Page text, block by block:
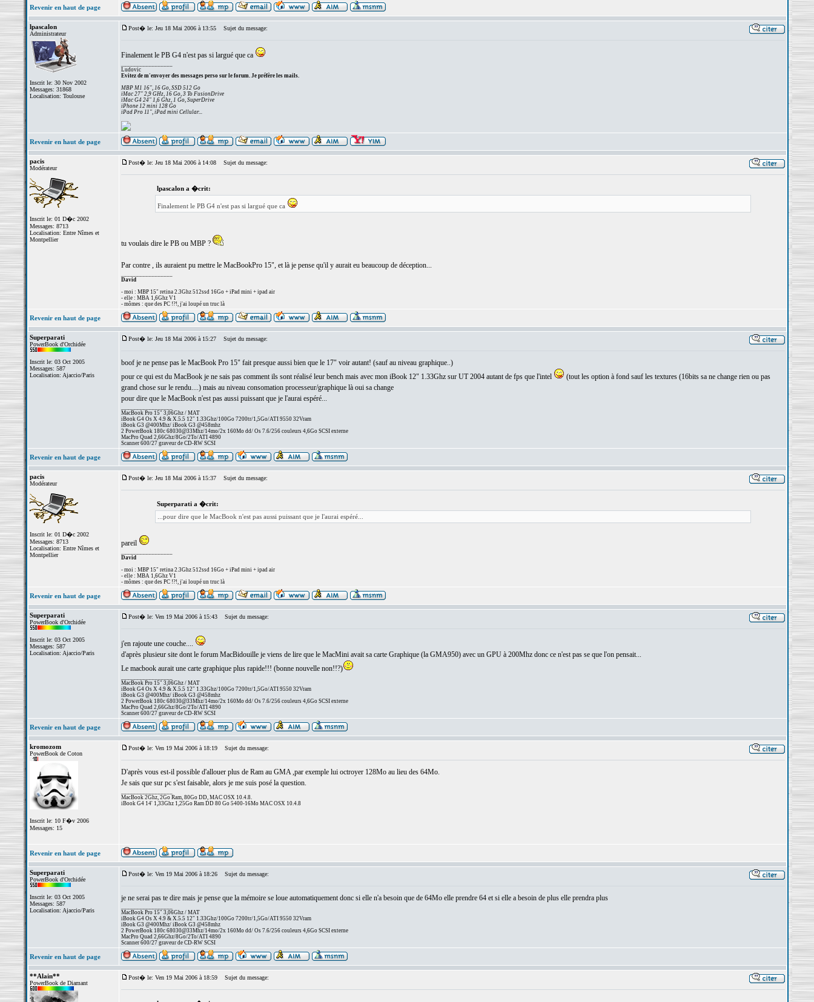
Revenir en haut de page
lpascalon
Administrateur
Inscrit le: 30 Nov 2002
Messages: 31868
Localisation: Toulouse
Post� le: Jeu 18 Mai 2006 à 13:55 Sujet du message:
Finalement le PB G4 n'est pas si largué que ca
Ludovic
Evitez de m'envoyer des messages perso sur le forum. Je préfère les mails.
MBP M1 16", 16 Go, SSD 512 Go
iMac 27" 2,9 GHz, 16 Go, 3 To FusionDrive
iMac G4 24" 1,6 Ghz, 1 Go, SuperDrive
iPhone 12 mini 128 Go
iPad Pro 11", iPad mini Cellular...
Revenir en haut de page
pacis
Modérateur
Inscrit le: 01 D�c 2002
Messages: 8713
Localisation: Entre Nîmes et
Montpellier
Post� le: Jeu 18 Mai 2006 à 14:08 Sujet du message:
lpascalon a �crit:
Finalement le PB G4 n'est pas si largué que ca
tu voulais dire le PB ou MBP ?
Par contre , ils auraient pu mettre le MacBookPro 15", et là je pense qu'il y aurait eu beaucoup de déception...
David
- moi : MBP 15" retina 2.3Ghz 512ssd 16Go + iPad mini + ipad air
- elle : MBA 1,6Ghz V1
- mômes : que des PC !?!, j'ai loupé un truc là
Revenir en haut de page
Superparati
PowerBook d'Orchidée
Inscrit le: 03 Oct 2005
Messages: 587
Localisation: Ajaccio/Paris
Post� le: Jeu 18 Mai 2006 à 15:27 Sujet du message:
boof je ne pense pas le MacBook Pro 15" fait presque aussi bien que le 17" voir autant! (sauf au niveau graphique..)
pour ce qui est du MacBook je ne sais pas comment ils sont réalisé leur bench mais avec mon iBook 12" 1.33Ghz sur UT 2004 autant de fps que l'intel
(tout les option à fond sauf les textures (16bits sa ne change rien ou pas
grand chose sur le rendu....) mais au niveau consomation processeur/graphique là oui sa change
pour dire que le MacBook n'est pas aussi puissant que je l'aurai espéré...
MacBook Pro 15" 3,06Ghz / MAT
iBook G4 Os X 4.9 & X.5.5 12" 1.33Ghz/100Go 7200tr/1,5Go/ATI 9550 32Vram
iBook G3 @400Mhz/ iBook G3 @458mhz
2 PowerBook 180c 68030@33Mhz/14mo/2x 160Mo dd/ Os 7.6/256 couleurs 4,6Go SCSI externe
MacPro Quad 2,66Ghz/8Go/2To/ATI 4890
Scanner 600/27 graveur de CD-RW SCSI
Revenir en haut de page
pacis
Modérateur
Inscrit le: 01 D�c 2002
Messages: 8713
Localisation: Entre Nîmes et
Montpellier
Post� le: Jeu 18 Mai 2006 à 15:37 Sujet du message:
Superparati a �crit:
...pour dire que le MacBook n'est pas aussi puissant que je l'aurai espéré...
pareil
David
- moi : MBP 15" retina 2.3Ghz 512ssd 16Go + iPad mini + ipad air
- elle : MBA 1,6Ghz V1
- mômes : que des PC !?!, j'ai loupé un truc là
Revenir en haut de page
Superparati
PowerBook d'Orchidée
Inscrit le: 03 Oct 2005
Messages: 587
Localisation: Ajaccio/Paris
Post� le: Ven 19 Mai 2006 à 15:43 Sujet du message:
j'en rajoute une couche....
d'après plusieur site dont le forum MacBidouille je viens de lire que le MacMini avait sa carte Graphique (la GMA950) avec un GPU à 200Mhz donc ce n'est pas se que l'on pensait...
Le macbook aurait une carte graphique plus rapide!!! (bonne nouvelle non!!?)
MacBook Pro 15" 3,06Ghz / MAT
iBook G4 Os X 4.9 & X.5.5 12" 1.33Ghz/100Go 7200tr/1,5Go/ATI 9550 32Vram
iBook G3 @400Mhz/ iBook G3 @458mhz
2 PowerBook 180c 68030@33Mhz/14mo/2x 160Mo dd/ Os 7.6/256 couleurs 4,6Go SCSI externe
MacPro Quad 2,66Ghz/8Go/2To/ATI 4890
Scanner 600/27 graveur de CD-RW SCSI
Revenir en haut de page
kromozom
PowerBook de Coton
Inscrit le: 10 F�v 2006
Messages: 15
Post� le: Ven 19 Mai 2006 à 18:19 Sujet du message:
D'après vous est-il possible d'allouer plus de Ram au GMA ,par exemple lui octroyer 128Mo au lieu des 64Mo.
Je sais que sur pc s'est faisable, alors je me suis posé la question.
MacBook 2Ghz, 2Go Ram, 80Go DD, MAC OSX 10.4.8.
iBook G4 14' 1,33Ghz 1,25Go Ram DD 80 Go 5400-16Mo MAC OSX 10.4.8
Revenir en haut de page
Superparati
PowerBook d'Orchidée
Inscrit le: 03 Oct 2005
Messages: 587
Localisation: Ajaccio/Paris
Post� le: Ven 19 Mai 2006 à 18:26 Sujet du message:
je ne serai pas te dire mais je pense que la mémoire se loue automatiquement donc si elle n'a besoin que de 64Mo elle prendre 64 et si elle a besoin de plus elle prendra plus
MacBook Pro 15" 3,06Ghz / MAT
iBook G4 Os X 4.9 & X.5.5 12" 1.33Ghz/100Go 7200tr/1,5Go/ATI 9550 32Vram
iBook G3 @400Mhz/ iBook G3 @458mhz
2 PowerBook 180c 68030@33Mhz/14mo/2x 160Mo dd/ Os 7.6/256 couleurs 4,6Go SCSI externe
MacPro Quad 2,66Ghz/8Go/2To/ATI 4890
Scanner 600/27 graveur de CD-RW SCSI
Revenir en haut de page
**Alain**
PowerBook de Diamant
Post� le: Ven 19 Mai 2006 à 18:59 Sujet du message: